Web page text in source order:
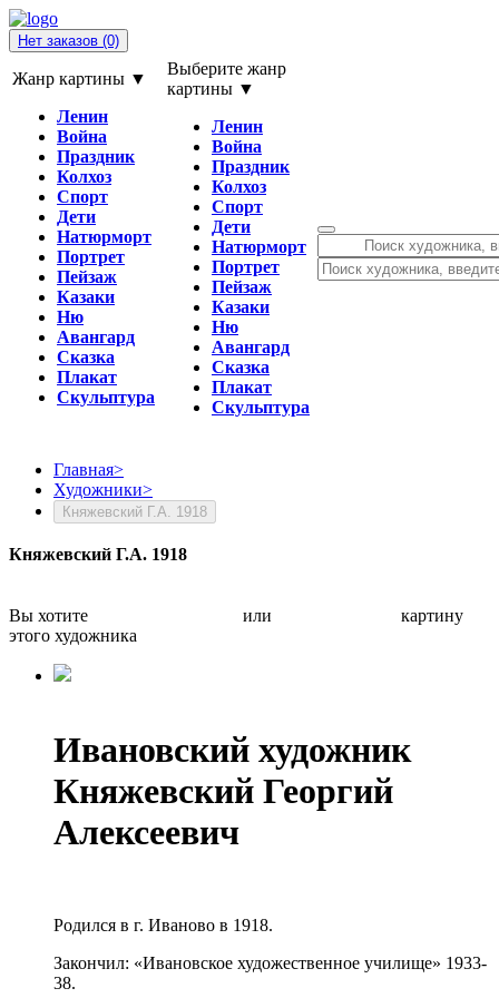
Нет заказов (0)
Жанр картины ▼
Ленин
Война
Праздник
Колхоз
Спорт
Дети
Натюрморт
Портрет
Пейзаж
Казаки
Ню
Авангард
Сказка
Плакат
Скульптура
Выберите жанр
картины ▼
Ленин
Война
Праздник
Колхоз
Спорт
Дети
Натюрморт
Портрет
Пейзаж
Казаки
Ню
Авангард
Сказка
Плакат
Скульптура
Главная>
Художники>
Княжевский Г.А. 1918
Княжевский Г.А. 1918
Вы хотите или
картину
этого художника
Ивановский художник
Княжевский Георгий
Алексеевич
Родился в г. Иваново в 1918.
Закончил: «Ивановское художественное училище» 1933-
38.